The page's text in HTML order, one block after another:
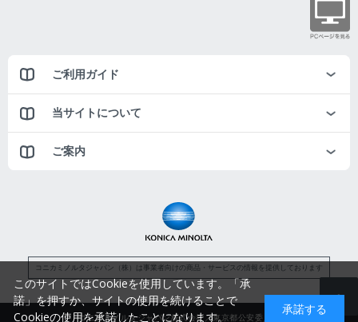
ご利用ガイド
当サイトについて
ご案内
コニカミノルタジャパン（株）は事業者向けの商品・サービスの情報を提供しております
コニカミノルタジャパン株式会社／東京都公安委員会
このサイトではCookieを使用しています。「承
諾」を押すか、サイトの使用を続けることで
Cookieの使用を承諾したことになります。
承諾する